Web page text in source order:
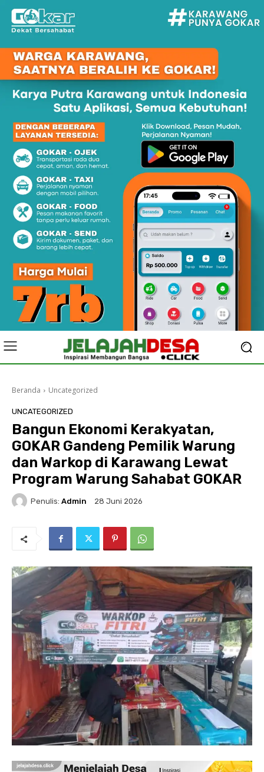
Beranda Uncategorized
UNCATEGORIZED
Bangun Ekonomi Kerakyatan,
GOKAR Gandeng Pemilik Warung
dan Warkop di Karawang Lewat
Program Warung Sahabat GOKAR
Penulis: Admin 28 Juni 2026